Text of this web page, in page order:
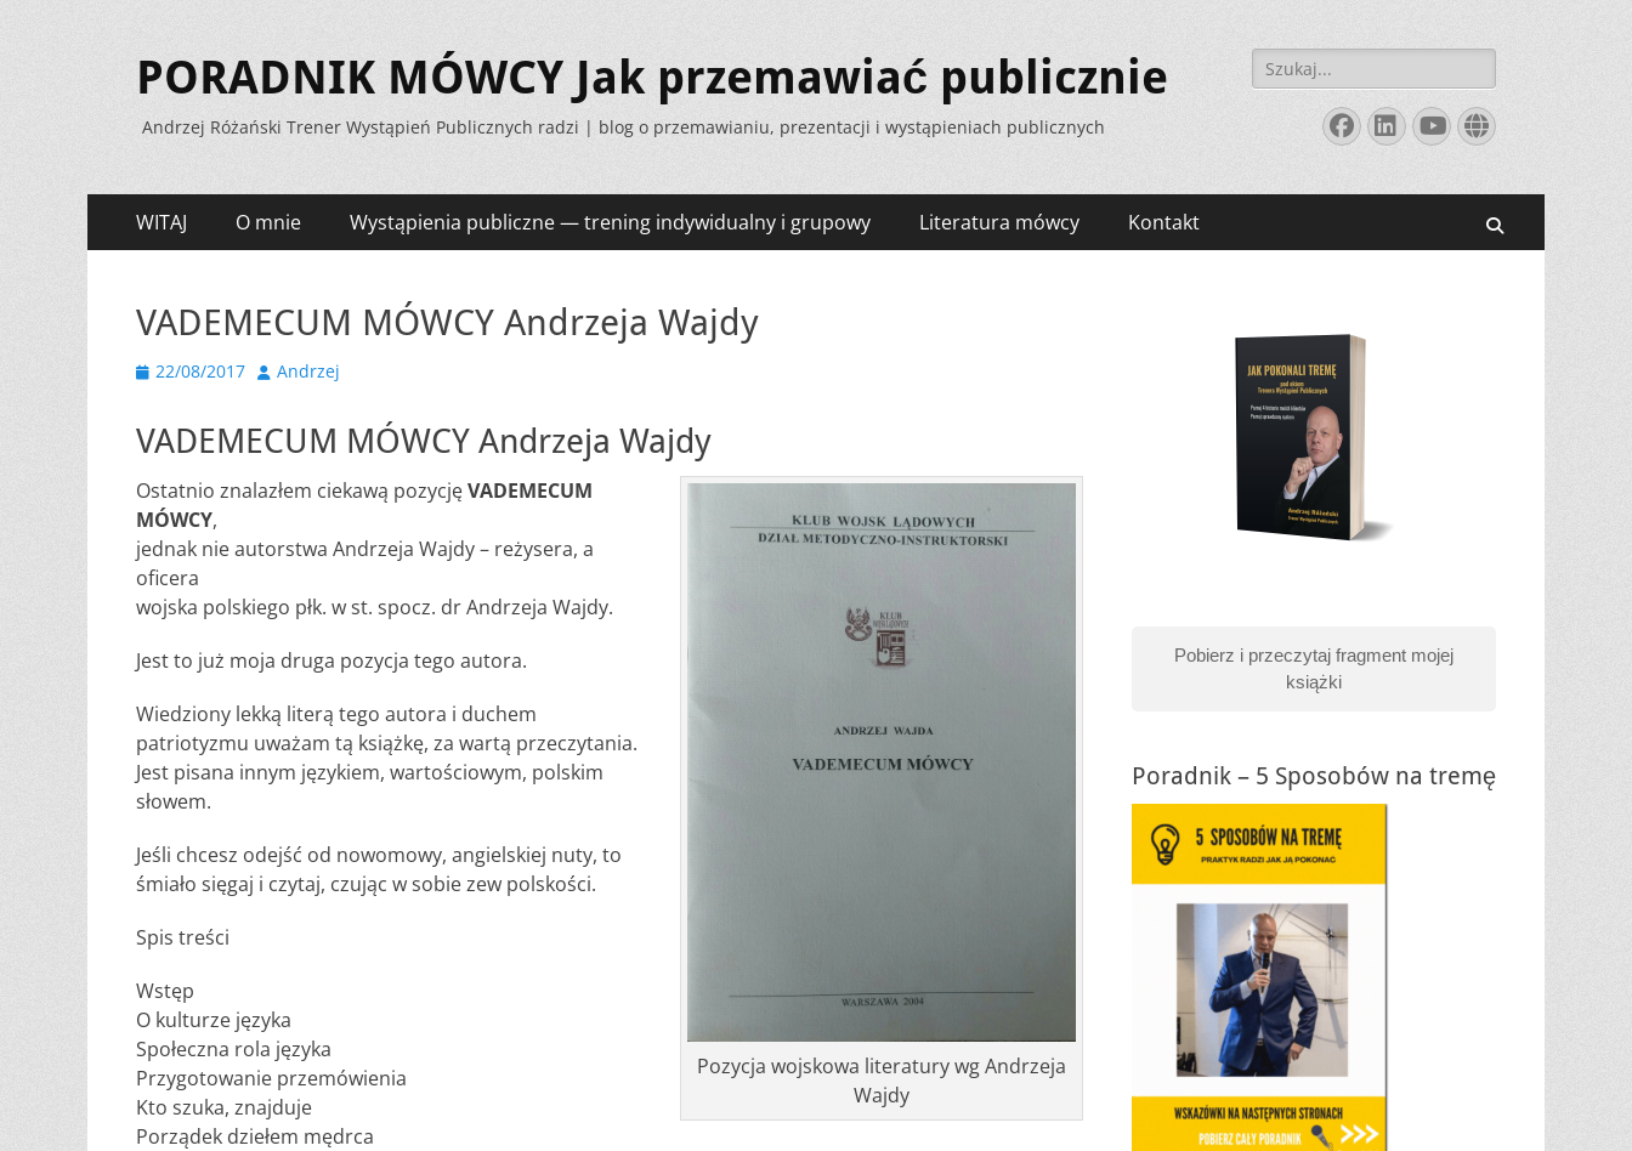
PORADNIK MÓWCY Jak przemawiać publicznie
Andrzej Różański Trener Wystąpień Publicznych radzi | blog o przemawianiu, prezentacji i wystąpieniach publicznych
Szukaj:
Facebook
LinkedIn
YouTube
Website
Menu
WITAJ O mnie Wystąpienia publiczne — trening indywidualny i grupowy Literatura mówcy Kontakt
VADEMECUM MÓWCY Andrzeja Wajdy
Opublikowano
22/08/2017 AutorAndrzej
VADEMECUM MÓWCY Andrzeja Wajdy
Pozycja wojskowa literatury wg Andrzeja
Wajdy
Ostatnio znalazłem ciekawą pozycjęVADEMECUM
MÓWCY,
jednak nie autorstwa Andrzeja Wajdy – reżysera, a
oficera
wojska polskiego płk. w st. spocz. dr Andrzeja Wajdy.
Jest to już moja druga pozycja tego autora.
Wiedziony lekką literą tego autora i duchem
patriotyzmu uważam tą książkę, za wartą przeczytania.
Jest pisana innym językiem, wartościowym, polskim
słowem.
Jeśli chcesz odejść od nowomowy, angielskiej nuty, to
śmiało sięgaj i czytaj, czując w sobie zew polskości.
Spis treści
Wstęp
O kulturze języka
Społeczna rola języka
Przygotowanie przemówienia
Kto szuka, znajduje
Porządek dziełem mędrca
Pobierz i przeczytaj fragment mojej
książki
Poradnik – 5 Sposobów na tremę